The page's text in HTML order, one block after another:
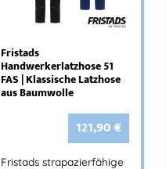
Fristads
Handwerkerlatzhose 51
FAS | Klassische Latzhose
aus Baumwolle
121,90€
Fristads strapazierfähige